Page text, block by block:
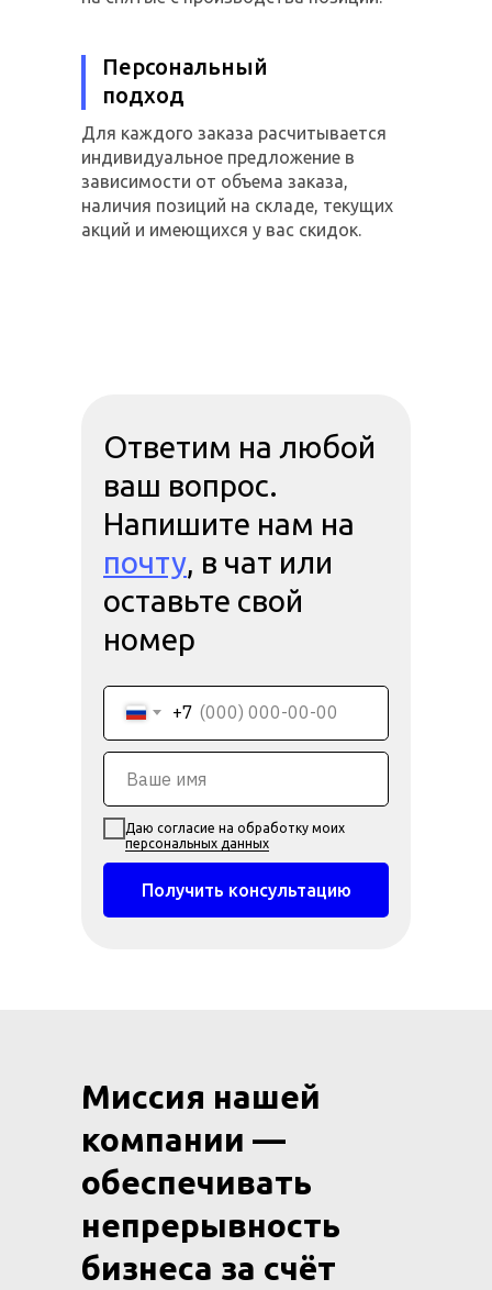
Персональный
подход
Для каждого заказа расчитывается
индивидуальное предложение в
зависимости от объема заказа,
наличия позиций на складе, текущих
акций и имеющихся у вас скидок.
Ответим на любой
ваш вопрос.
Напишите нам на
почту, в чат или
оставьте свой
номер
+7
Даю согласие на обработку моих
персональных данных
Получить консультацию
Миссия нашей
компании —
обеспечивать
непрерывность
бизнеса за счёт